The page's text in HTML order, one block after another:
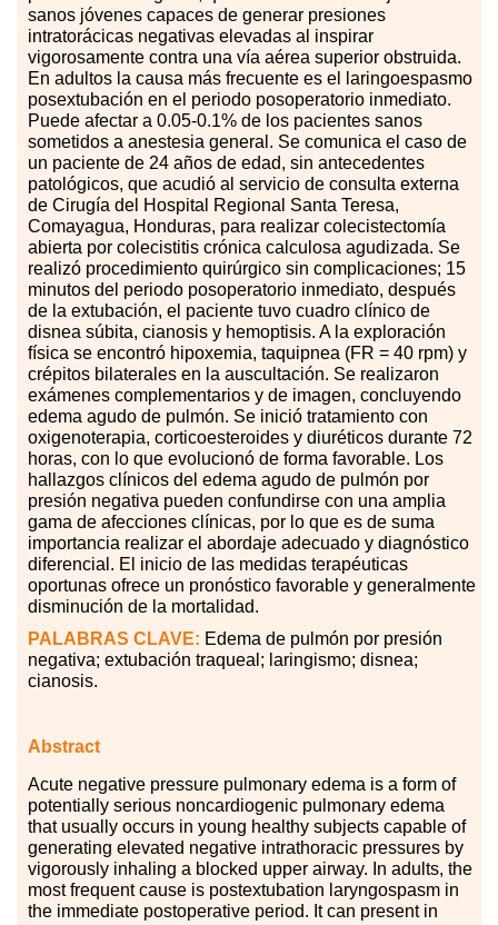
sanos jóvenes capaces de generar presiones
intratorácicas negativas elevadas al inspirar
vigorosamente contra una vía aérea superior obstruida.
En adultos la causa más frecuente es el laringoespasmo
posextubación en el periodo posoperatorio inmediato.
Puede afectar a 0.05-0.1% de los pacientes sanos
sometidos a anestesia general. Se comunica el caso de
un paciente de 24 años de edad, sin antecedentes
patológicos, que acudió al servicio de consulta externa
de Cirugía del Hospital Regional Santa Teresa,
Comayagua, Honduras, para realizar colecistectomía
abierta por colecistitis crónica calculosa agudizada. Se
realizó procedimiento quirúrgico sin complicaciones; 15
minutos del periodo posoperatorio inmediato, después
de la extubación, el paciente tuvo cuadro clínico de
disnea súbita, cianosis y hemoptisis. A la exploración
física se encontró hipoxemia, taquipnea (FR = 40 rpm) y
crépitos bilaterales en la auscultación. Se realizaron
exámenes complementarios y de imagen, concluyendo
edema agudo de pulmón. Se inició tratamiento con
oxigenoterapia, corticoesteroides y diuréticos durante 72
horas, con lo que evolucionó de forma favorable. Los
hallazgos clínicos del edema agudo de pulmón por
presión negativa pueden confundirse con una amplia
gama de afecciones clínicas, por lo que es de suma
importancia realizar el abordaje adecuado y diagnóstico
diferencial. El inicio de las medidas terapéuticas
oportunas ofrece un pronóstico favorable y generalmente
disminución de la mortalidad.
PALABRAS CLAVE: Edema de pulmón por presión
negativa; extubación traqueal; laringismo; disnea;
cianosis.
Abstract
Acute negative pressure pulmonary edema is a form of
potentially serious noncardiogenic pulmonary edema
that usually occurs in young healthy subjects capable of
generating elevated negative intrathoracic pressures by
vigorously inhaling a blocked upper airway. In adults, the
most frequent cause is postextubation laryngospasm in
the immediate postoperative period. It can present in